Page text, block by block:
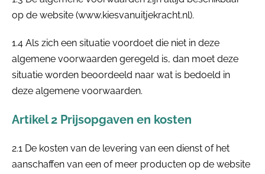
op de website (www.kiesvanuitjekracht.nl).
1.4 Als zich een situatie voordoet die niet in deze
algemene voorwaarden geregeld is, dan moet deze
situatie worden beoordeeld naar wat is bedoeld in
deze algemene voorwaarden.
Artikel 2 Prijsopgaven en kosten
2.1 De kosten van de levering van een dienst of het
aanschaffen van een of meer producten op de website